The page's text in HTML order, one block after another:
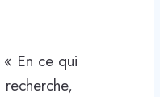
En ce qui